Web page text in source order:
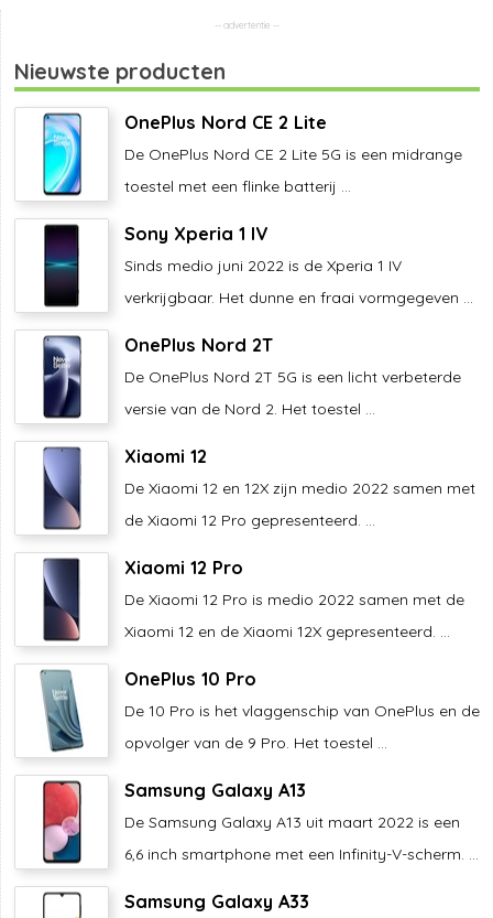
Nieuwste producten
OnePlus Nord CE 2 Lite
De OnePlus Nord CE 2 Lite 5G is een midrange
toestel met een flinke batterij ...
Sony Xperia 1 IV
Sinds medio juni 2022 is de Xperia 1 IV
verkrijgbaar. Het dunne en fraai vormgegeven ...
OnePlus Nord 2T
De OnePlus Nord 2T 5G is een licht verbeterde
versie van de Nord 2. Het toestel ...
Xiaomi 12
De Xiaomi 12 en 12X zijn medio 2022 samen met
de Xiaomi 12 Pro gepresenteerd. ...
Xiaomi 12 Pro
De Xiaomi 12 Pro is medio 2022 samen met de
Xiaomi 12 en de Xiaomi 12X gepresenteerd. ...
OnePlus 10 Pro
De 10 Pro is het vlaggenschip van OnePlus en de
opvolger van de 9 Pro. Het toestel ...
Samsung Galaxy A13
De Samsung Galaxy A13 uit maart 2022 is een
6,6 inch smartphone met een Infinity-V-scherm. ...
Samsung Galaxy A33